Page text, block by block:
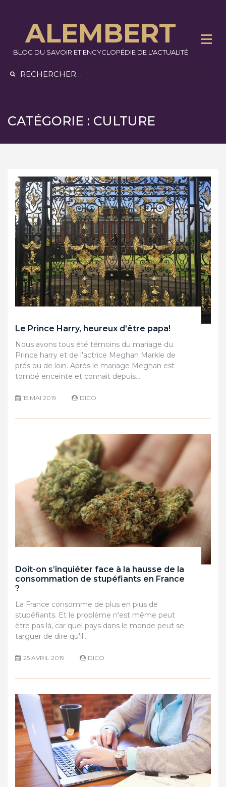
ALEMBERT
BLOG DU SAVOIR ET ENCYCLOPÉDIE DE L'ACTUALITÉ
CATÉGORIE : CULTURE
Le Prince Harry, heureux d’être papa!
Nous avons tous été témoins du mariage du
Prince harry et de l'actrice Meghan Markle de
près ou de loin. Après le mariage Meghan est
tombé enceinte et connait depuis…
15 MAI 2019 DICO
Doit-on s’inquiéter face à la hausse de la
consommation de stupéfiants en France
?
La France consomme de plus en plus de
stupéfiants. Et le problème n'est même peut
être pas là, car quel pays dans le monde peut se
targuer de dire qu'il…
25 AVRIL 2019 DICO